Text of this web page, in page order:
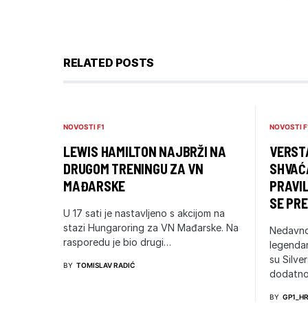
RELATED POSTS
NOVOSTI F1
LEWIS HAMILTON NAJBRŽI NA
DRUGOM TRENINGU ZA VN
MAĐARSKE
U 17 sati je nastavljeno s akcijom na
stazi Hungaroring za VN Mađarske. Na
rasporedu je bio drugi…
BY TOMISLAV RADIĆ
NOVOSTI
SE
su
BY GP1_HR